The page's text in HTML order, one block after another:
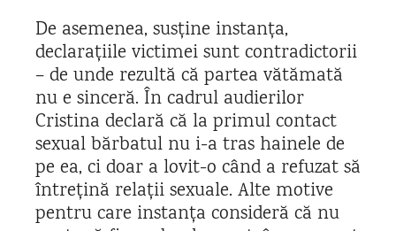
De asemenea, susține instanța,
declarațiile victimei sunt contradictorii
– de unde rezultă că partea vătămată
nu e sinceră. În cadrul audierilor
Cristina declară că la primul contact
sexual bărbatul nu i-a tras hainele de
pe ea, ci doar a lovit-o când a refuzat să
întrețină relații sexuale. Alte motive
pentru care instanța consideră că nu